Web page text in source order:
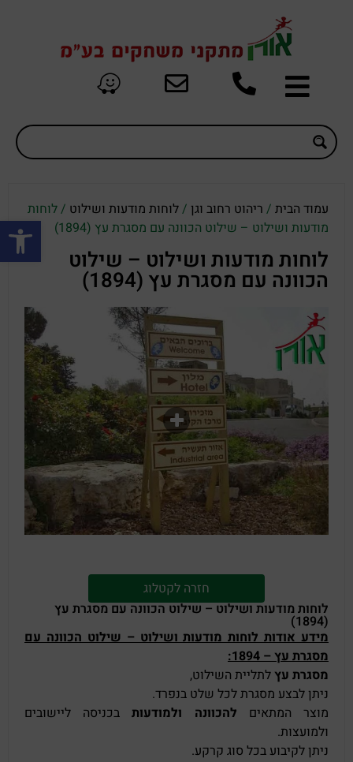
פתח
עמוד הבית / ריהוט רחוב וגן /לוחות מודעות ושילוט / לוחות
מודעות ושילוט – שילוט הכוונה עם מסגרת עץ (1894)
לוחות מודעות ושילוט – שילוט
הכוונה עם מסגרת עץ (1894)
חזרה לקטלוג
לוחות מודעות ושילוט – שילוט הכוונה עם מסגרת עץ
(1894)
מידע אודות לוחות מודעות ושילוט – שילוט הכוונה עם
מסגרת עץ – 1894:
מסגרת עץ לתליית השילוט,
ניתן לבצע מסגרת לכל שלט בנפרד.
מוצר המתאים להכוונה ולמודעותבכניסה ליישובים
ולמועצות.
ניתן לקיבוע בכל סוג קרקע.